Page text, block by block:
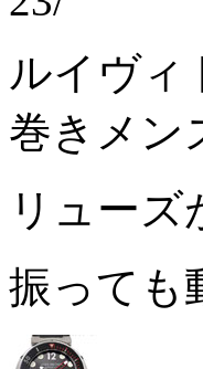
ルイヴィ
巻きメン
リュー
振っても